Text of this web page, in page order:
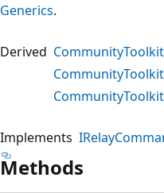
Generics.
Derived
Implements
Methods